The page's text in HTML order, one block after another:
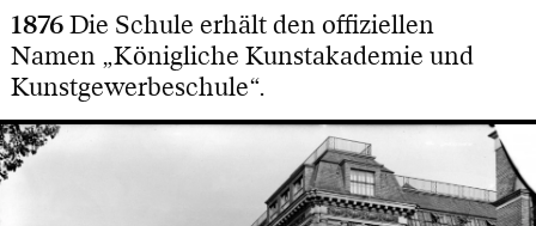
1876Die Schule erhält den offiziellen
Namen „Königliche Kunstakademie und
Kunstgewerbeschule“.